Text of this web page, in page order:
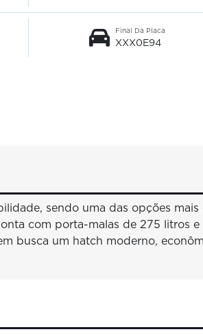
Final Da Placa
XXX0E94
sendo uma das opções
com porta-malas de 275 litros
busca um hatch moderno,